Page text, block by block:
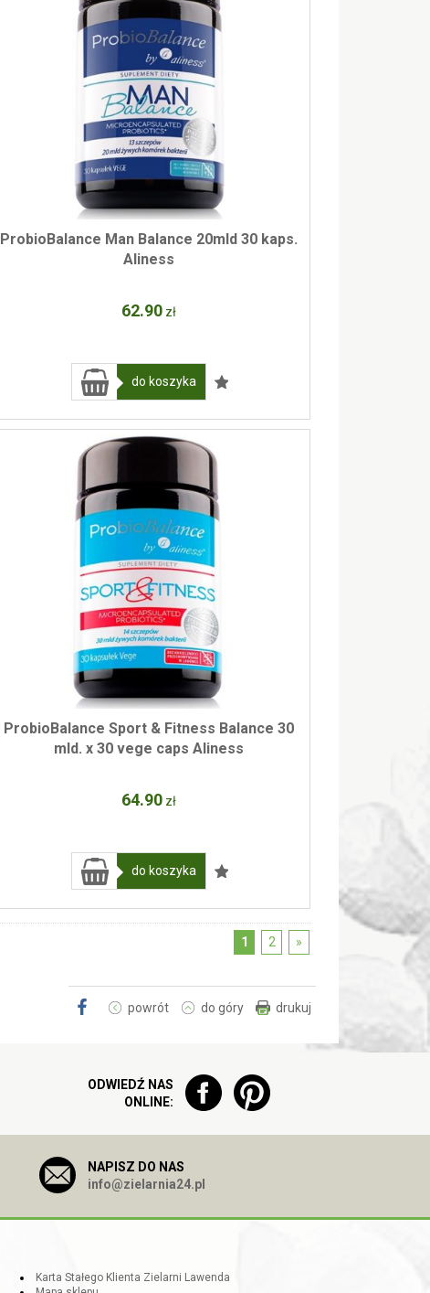
ProbioBalance Man Balance 20mld 30 kaps.
Aliness
62.90 zł
do koszyka
ProbioBalance Sport & Fitness Balance 30
mld. x 30 vege caps Aliness
64.90 zł
do koszyka
1 2 »
powrót do góry drukuj
ODWIEDŹ NAS
ONLINE:
NAPISZ DO NAS
info@zielarnia24.pl
Karta Stałego Klienta Zielarni Lawenda